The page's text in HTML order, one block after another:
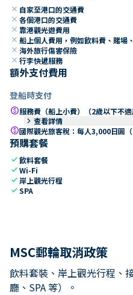
close 自家至港口的交通費
close 各個港口的交通費
close 靠港觀光遊費用
close 船上個人費用，例如飲料費、賭場
close 海外旅行傷害保險
close 行李快遞服務
額外支付費用
登船時支付
paid服務費（船上小費）（2歲以下不適
keyboard_arrow_right 查看詳情
paid國際觀光旅客稅：每人3,000日圓
預購套餐
check飲料套餐
checkWi-Fi
check 岸上觀光行程
checkSPA
MSC郵輪取消政策
飲料套裝、岸上觀光行程、
廳、SPA 等）。